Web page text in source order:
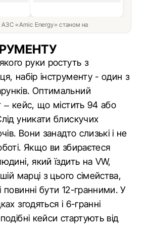
АЗС «Amic Energy» станом на
руки ростуть з
набір інструменту - один з
Оптимальний
– кейс, що містить 94 або
уникати блискучих
Вони занадто слизькі і не
Якщо ви збираєтеся
який їздить на VW,
марці з цього сімейства,
повинні бути 12-гранними. У
згодяться і 6-гранні
кейси стартують від